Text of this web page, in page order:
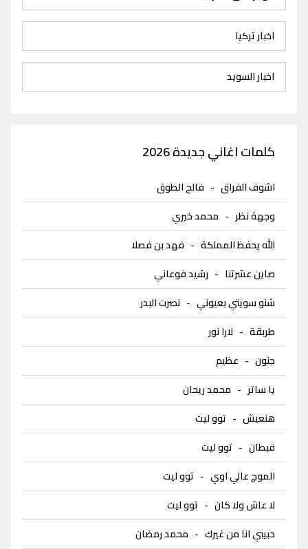
اخبار تركيا
اخبار السويد
كلمات اغاني جديدة 2026
اشوف الفراق - فالح الطوق
وجهة نظر - محمد خيري
الله يحفظ المملكة - فهد بن فصلا
صاين عشرتنا - رشيد فوعاني
شنو سويتي بعيوني - نصرت البدر
طربقة - لارا نور
جنون - عظيم
يا ساتر - محمد ريحان
هنعيش - توو ليت
قبطان - توو ليت
الموج عالي اوي - توو ليت
لا عاش ولا كان - توو ليت
حبيبي انا من غيرك - محمد رمضان